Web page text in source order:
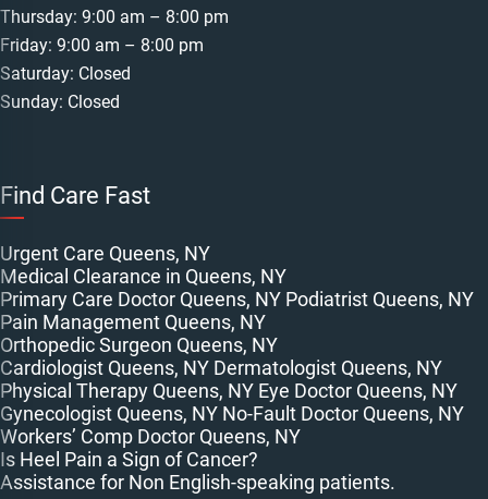
Thursday: 9:00 am – 8:00 pm
Friday: 9:00 am – 8:00 pm
Saturday: Closed
Sunday: Closed
Find Care Fast
Urgent Care Queens, NY
Medical Clearance in Queens, NY
Primary Care Doctor Queens, NY Podiatrist Queens, NY
Pain Management Queens, NY
Orthopedic Surgeon Queens, NY
Cardiologist Queens, NY Dermatologist Queens, NY
Physical Therapy Queens, NY Eye Doctor Queens, NY
Gynecologist Queens, NY No-Fault Doctor Queens, NY
Workers’ Comp Doctor Queens, NY
Is Heel Pain a Sign of Cancer?
Assistance for Non English-speaking patients.